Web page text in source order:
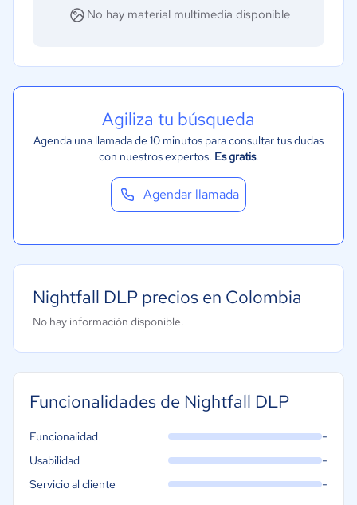
Seguros
Bienes raíces
Software / TI
Telecomunicaciones
Manufactura
ONG
Gobierno
No hay material multimedia disponible
Agiliza tu búsqueda
Agenda una llamada de 10 minutos para consultar tus dudas
con nuestros expertos. Es gratis.
Agendar llamada
Nightfall DLP precios en Colombia
No hay información disponible.
Funcionalidades de Nightfall DLP
Funcionalidad -
Usabilidad -
Servicio al cliente -